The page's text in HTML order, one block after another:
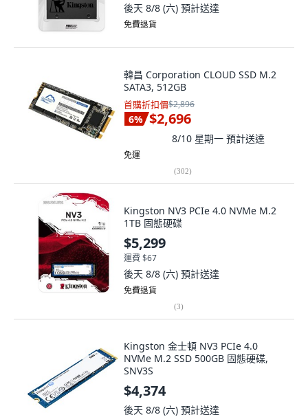
後天 8/8 (六) 預計送達
免費退貨
韓昌 Corporation CLOUD SSD M.2
SATA3, 512GB
首購折扣價$2,896
6% $2,696
8/10 星期一 預計送達
免運
(302)
Kingston NV3 PCIe 4.0 NVMe M.2
1TB 固態硬碟
$5,299
運費 $67
後天 8/8 (六) 預計送達
免費退貨
(3)
Kingston 金士頓 NV3 PCIe 4.0
NVMe M.2 SSD 500GB 固態硬碟,
SNV3S
$4,374
後天 8/8 (六) 預計送達